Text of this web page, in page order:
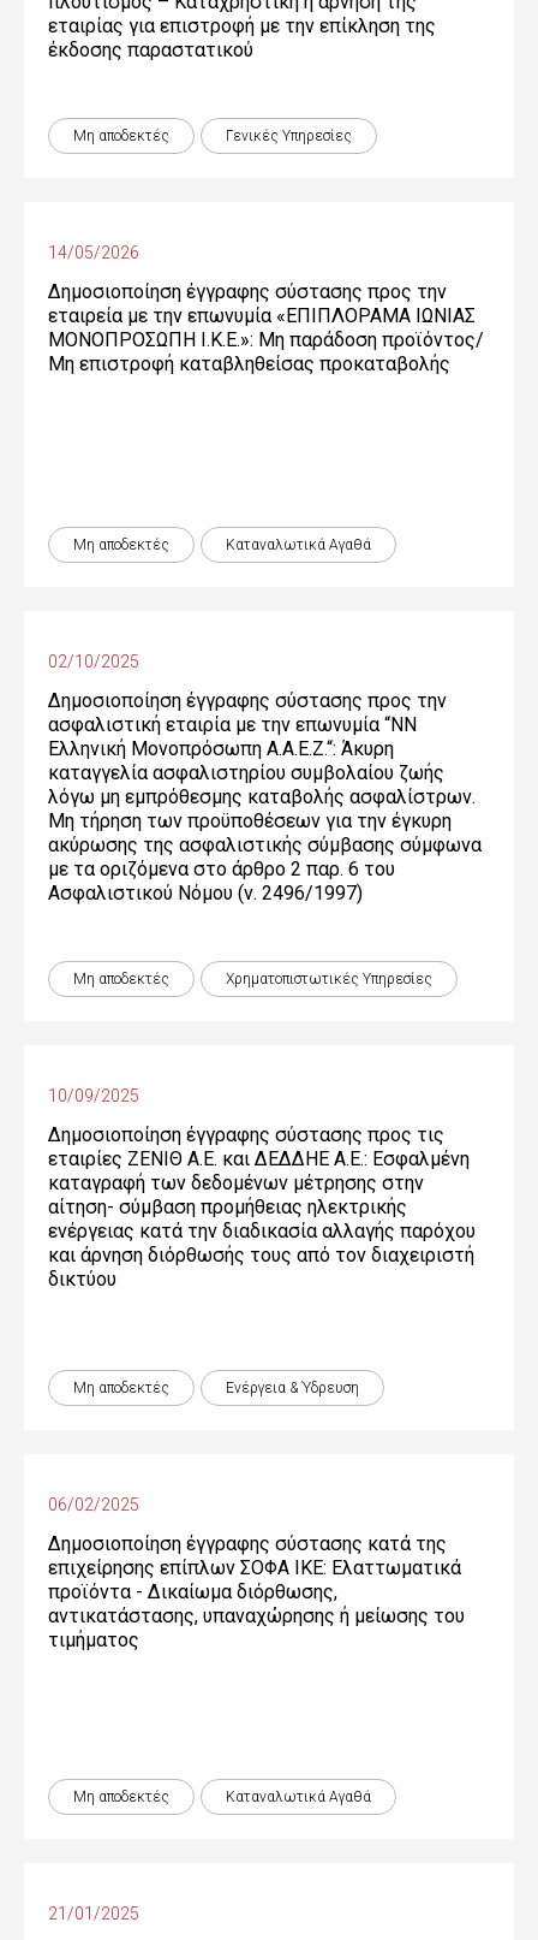
εταιρίας για επιστροφή με την επίκληση της
έκδοσης παραστατικού
Μη αποδεκτές Γενικές Yπηρεσίες
14/05/2026
Δημοσιοποίηση έγγραφης σύστασης προς την
εταιρεία με την επωνυμία «ΕΠΙΠΛΟΡΑΜΑ ΙΩΝΙΑΣ
ΜΟΝΟΠΡΟΣΩΠΗ Ι.Κ.Ε.»: Μη παράδοση προϊόντος/
Μη επιστροφή καταβληθείσας προκαταβολής
Μη αποδεκτές Καταναλωτικά Αγαθά
02/10/2025
Δημοσιοποίηση έγγραφης σύστασης προς την
ασφαλιστική εταιρία με την επωνυμία “NN
Ελληνική Μονοπρόσωπη Α.Α.Ε.Ζ.“: Άκυρη
καταγγελία ασφαλιστηρίου συμβολαίου ζωής
λόγω μη εμπρόθεσμης καταβολής ασφαλίστρων.
Μη τήρηση των προϋποθέσεων για την έγκυρη
ακύρωσης της ασφαλιστικής σύμβασης σύμφωνα
με τα οριζόμενα στο άρθρο 2 παρ. 6 του
Ασφαλιστικού Νόμου (ν. 2496/1997)
Μη αποδεκτές Χρηματοπιστωτικές Yπηρεσίες
10/09/2025
Δημοσιοποίηση έγγραφης σύστασης προς τις
εταιρίες ΖΕΝΙΘ Α.Ε. και ΔΕΔΔΗΕ Α.Ε.: Εσφαλμένη
καταγραφή των δεδομένων μέτρησης στην
αίτηση- σύμβαση προμήθειας ηλεκτρικής
ενέργειας κατά την διαδικασία αλλαγής παρόχου
και άρνηση διόρθωσής τους από τον διαχειριστή
δικτύου
Μη αποδεκτές Ενέργεια & Ύδρευση
06/02/2025
Δημοσιοποίηση έγγραφης σύστασης κατά της
επιχείρησης επίπλων ΣΟΦΑ ΙΚΕ: Ελαττωματικά
προϊόντα - Δικαίωµα διόρθωσης,
αντικατάστασης, υπαναχώρησης ή µείωσης του
τιµήµατος
Μη αποδεκτές Καταναλωτικά Αγαθά
21/01/2025